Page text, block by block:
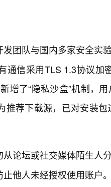
团队与国内多家安全实
通信采用TLS 1.3协议加
增了“隐私沙盒”机制，
推荐下载源，已对安装
从论坛或社交媒体陌生人
止他人未经授权使用账户。